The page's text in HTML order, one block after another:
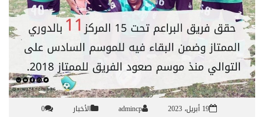
19 أبريل، 2023 admincp الأخبار
0